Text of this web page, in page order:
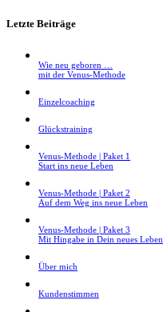
Letzte Beiträge
Wie neu geboren …
mit der Venus-Methode
Einzelcoaching
Glückstraining
Venus-Methode | Paket 1
Start ins neue Leben
Venus-Methode | Paket 2
Auf dem Weg ins neue Leben
Venus-Methode | Paket 3
Mit Hingabe in Dein neues Leben
Über mich
Kundenstimmen